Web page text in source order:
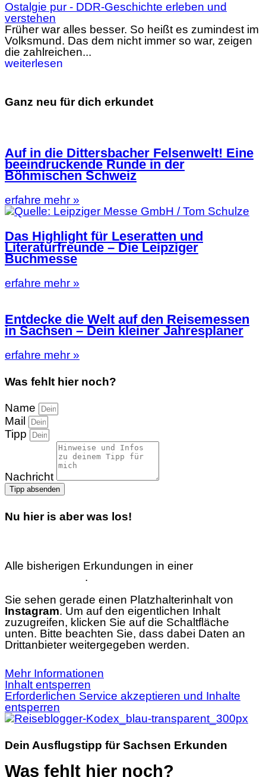
Ostalgie pur - DDR-Geschichte erleben und
verstehen
Früher war alles besser. So heißt es zumindest im
Volksmund. Das dem nicht immer so war, zeigen
die zahlreichen...
weiterlesen
Ganz neu für dich erkundet
Auf in die Dittersbacher Felsenwelt! Eine
beeindruckende Runde in der
Böhmischen Schweiz
erfahre mehr »
Das Highlight für Leseratten und
Literaturfreunde – Die Leipziger
Buchmesse
erfahre mehr »
Entdecke die Welt auf den Reisemessen
in Sachsen – Dein kleiner Jahresplaner
erfahre mehr »
Was fehlt hier noch?
Name
Mail
Tipp
Nachricht
Tipp absenden
Nu hier is aber was los!
Alle bisherigen Erkundungen in einer
.
Sie sehen gerade einen Platzhalterinhalt von
Instagram. Um auf den eigentlichen Inhalt
zuzugreifen, klicken Sie auf die Schaltfläche
unten. Bitte beachten Sie, dass dabei Daten an
Drittanbieter weitergegeben werden.
Mehr Informationen
Inhalt entsperren
Erforderlichen Service akzeptieren und Inhalte
entsperren
Dein Ausflugstipp für Sachsen Erkunden
Was fehlt hier noch?